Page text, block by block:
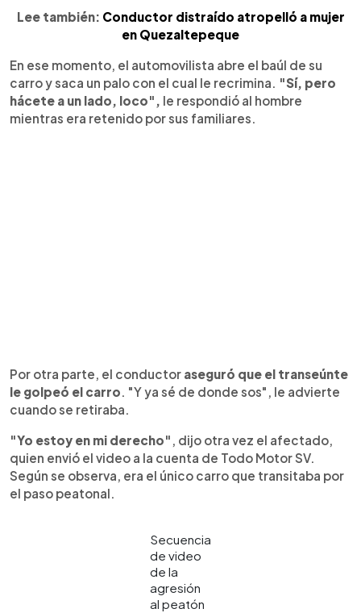
Lee también: Conductor distraído atropelló a mujer
en Quezaltepeque
En ese momento, el automovilista abre el baúl de su
carro y saca un palo con el cual le recrimina. "Sí, pero
hácete a un lado, loco", le respondió al hombre
mientras era retenido por sus familiares.
Por otra parte, el conductor aseguró que el transeúnte
le golpeó el carro. "Y ya sé de donde sos", le advierte
cuando se retiraba.
"Yo estoy en mi derecho" , dijo otra vez el afectado,
quien envió el video a la cuenta de Todo Motor SV.
Según se observa, era el único carro que transitaba por
el paso peatonal.
Secuencia
de video
de la
agresión
al peatón